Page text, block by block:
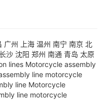
广州 上海 温州 南宁 南京 北
沙 沈阳 郑州 南通 青岛 太原
lines Motorcycle assembly
line motorcycle
line Motorcycle
line motorcycle